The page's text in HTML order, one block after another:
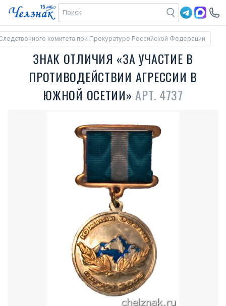
комитета при Прокуратуре Российской Федерации
ЗНАК ОТЛИЧИЯ «ЗА УЧАСТИЕ В
ПРОТИВОДЕЙСТВИИ АГРЕССИИ В
ЮЖНОЙ ОСЕТИИ»АРТ. 4737